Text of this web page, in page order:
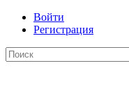
Войти
Регистрация